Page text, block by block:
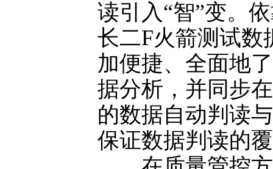
读引入“智”变。
长二F火箭测试数
加便捷、全面地
据分析，并同步
的数据自动判读
保证数据判读的